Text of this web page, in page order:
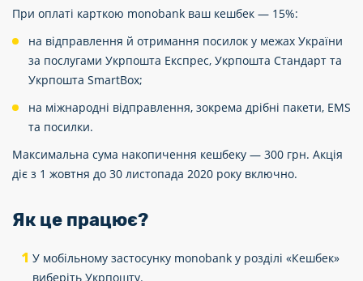
For business
При оплаті карткою monobank ваш кешбек — 15%:
на відправлення й отримання посилок у межах України
за послугами Укрпошта Експрес, Укрпошта Стандарт та
Укрпошта SmartBox;
на міжнародні відправлення, зокрема дрібні пакети, EMS
та посилки.
Максимальна сума накопичення кешбеку — 300 грн. Акція
діє з 1 жовтня до 30 листопада 2020 року включно.
Як це працює?
У мобільному застосунку monobank у розділі «Кешбек»
виберіть Укрпошту.